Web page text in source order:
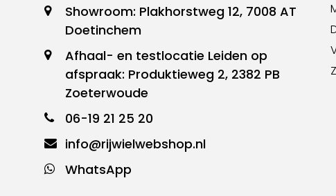
Showroom: Plakhorstweg 12, 7008 AT
Doetinchem
Afhaal- en testlocatie Leiden op
afspraak: Produktieweg 2, 2382 PB
Zoeterwoude
06-19 21 25 20
info@rijwielwebshop.nl
WhatsApp